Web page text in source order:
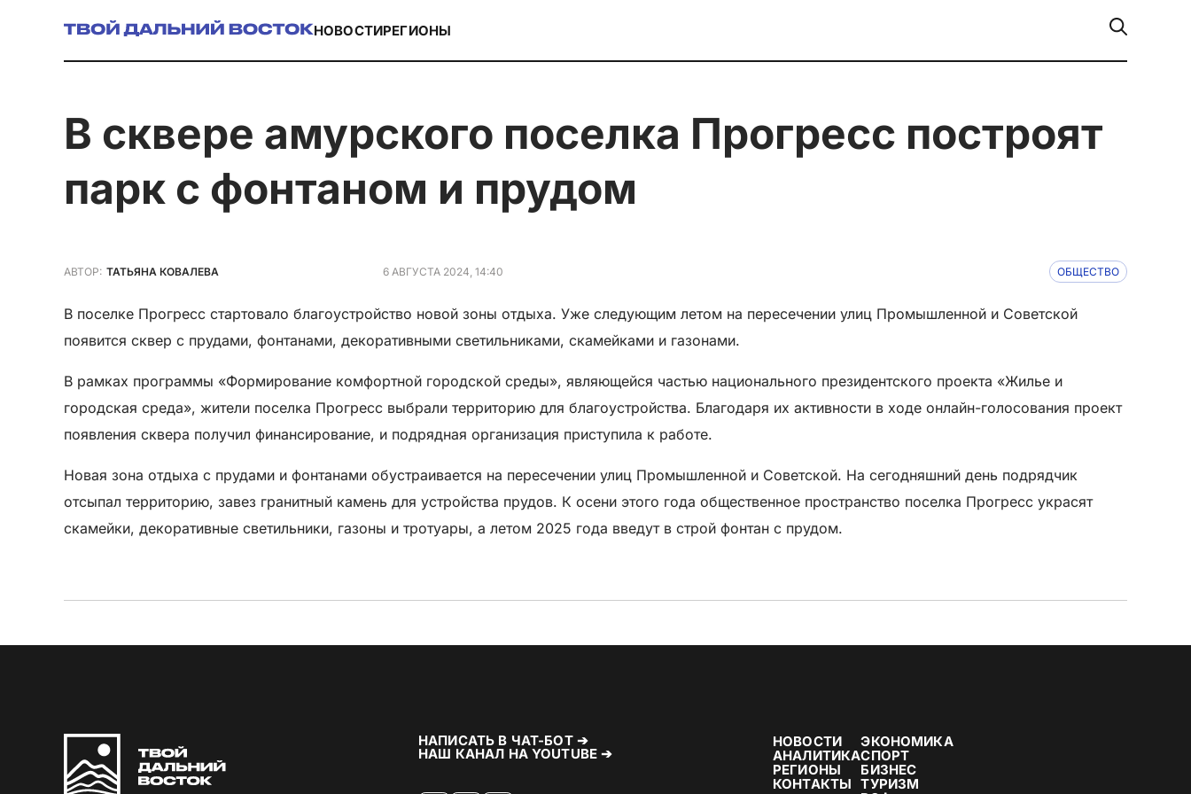
НОВОСТИРЕГИОНЫ
в сквере амурского поселка Прогресс построят
парк с фонтаном и прудом
АВТОР: ТАТЬЯНА КОВАЛЕВА 6 АВГУСТА 2024, 14:40 ОБЩЕСТВО
В поселке Прогресс стартовало благоустройство новой зоны отдыха. Уже следующим летом на пересечении улиц Промышленной и Советской
появится сквер с прудами, фонтанами, декоративными светильниками, скамейками и газонами.
В рамках программы «Формирование комфортной городской среды», являющейся частью национального президентского проекта «Жилье и
городская среда», жители поселка Прогресс выбрали территорию для благоустройства. Благодаря их активности в ходе онлайн-голосования проект
появления сквера получил финансирование, и подрядная организация приступила к работе.
Новая зона отдыха с прудами и фонтанами обустраивается на пересечении улиц Промышленной и Советской. На сегодняшний день подрядчик
отсыпал территорию, завез гранитный камень для устройства прудов. К осени этого года общественное пространство поселка Прогресс украсят
скамейки, декоративные светильники, газоны и тротуары, а летом 2025 года введут в строй фонтан с прудом.
НАПИСАТЬ В ЧАТ-БОТ ➔
НАШ КАНАЛ НА YOUTUBE ➔
НОВОСТИ
АНАЛИТИКА
РЕГИОНЫ
КОНТАКТЫ
ЭКОНОМИКА
СПОРТ
БИЗНЕС
ТУРИЗМ